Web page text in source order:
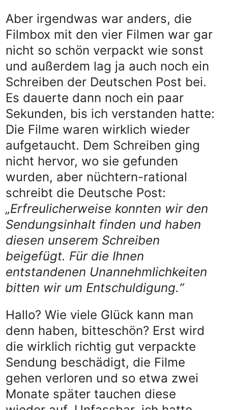
Aber irgendwas war anders, die
Filmbox mit den vier Filmen war gar
nicht so schön verpackt wie sonst
und außerdem lag ja auch noch ein
Schreiben der Deutschen Post bei.
Es dauerte dann noch ein paar
Sekunden, bis ich verstanden hatte:
Die Filme waren wirklich wieder
aufgetaucht. Dem Schreiben ging
nicht hervor, wo sie gefunden
wurden, aber nüchtern-rational
schreibt die Deutsche Post:
„Erfreulicherweise konnten wir den
Sendungsinhalt finden und haben
diesen unserem Schreiben
beigefügt. Für die Ihnen
entstandenen Unannehmlichkeiten
bitten wir um Entschuldigung.“
Hallo? Wie viele Glück kann man
denn haben, bitteschön? Erst wird
die wirklich richtig gut verpackte
Sendung beschädigt, die Filme
gehen verloren und so etwa zwei
Monate später tauchen diese